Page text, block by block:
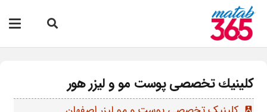
كلينيك تخصصى پوست مو و لیزر هور